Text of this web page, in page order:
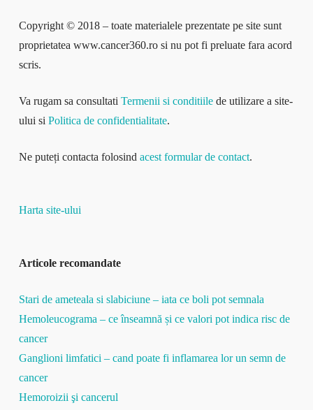
Copyright © 2018 – toate materialele prezentate pe site sunt
proprietatea www.cancer360.ro si nu pot fi preluate fara acord
scris.
Va rugam sa consultati Termenii si conditiilede utilizare a site-
ului si Politica de confidentialitate.
Ne puteți contacta folosind acest formular de contact.
Harta site-ului
Articole recomandate
Stari de ameteala si slabiciune – iata ce boli pot semnala
Hemoleucograma – ce înseamnă și ce valori pot indica risc de
cancer
Ganglioni limfatici – cand poate fi inflamarea lor un semn de
cancer
Hemoroizii şi cancerul